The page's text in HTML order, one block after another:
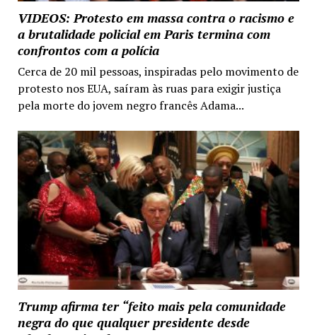
VIDEOS: Protesto em massa contra o racismo e
a brutalidade policial em Paris termina com
confrontos com a polícia
Cerca de 20 mil pessoas, inspiradas pelo movimento de
protesto nos EUA, saíram às ruas para exigir justiça
pela morte do jovem negro francês Adama...
Trump afirma ter “feito mais pela comunidade
negra do que qualquer presidente desde